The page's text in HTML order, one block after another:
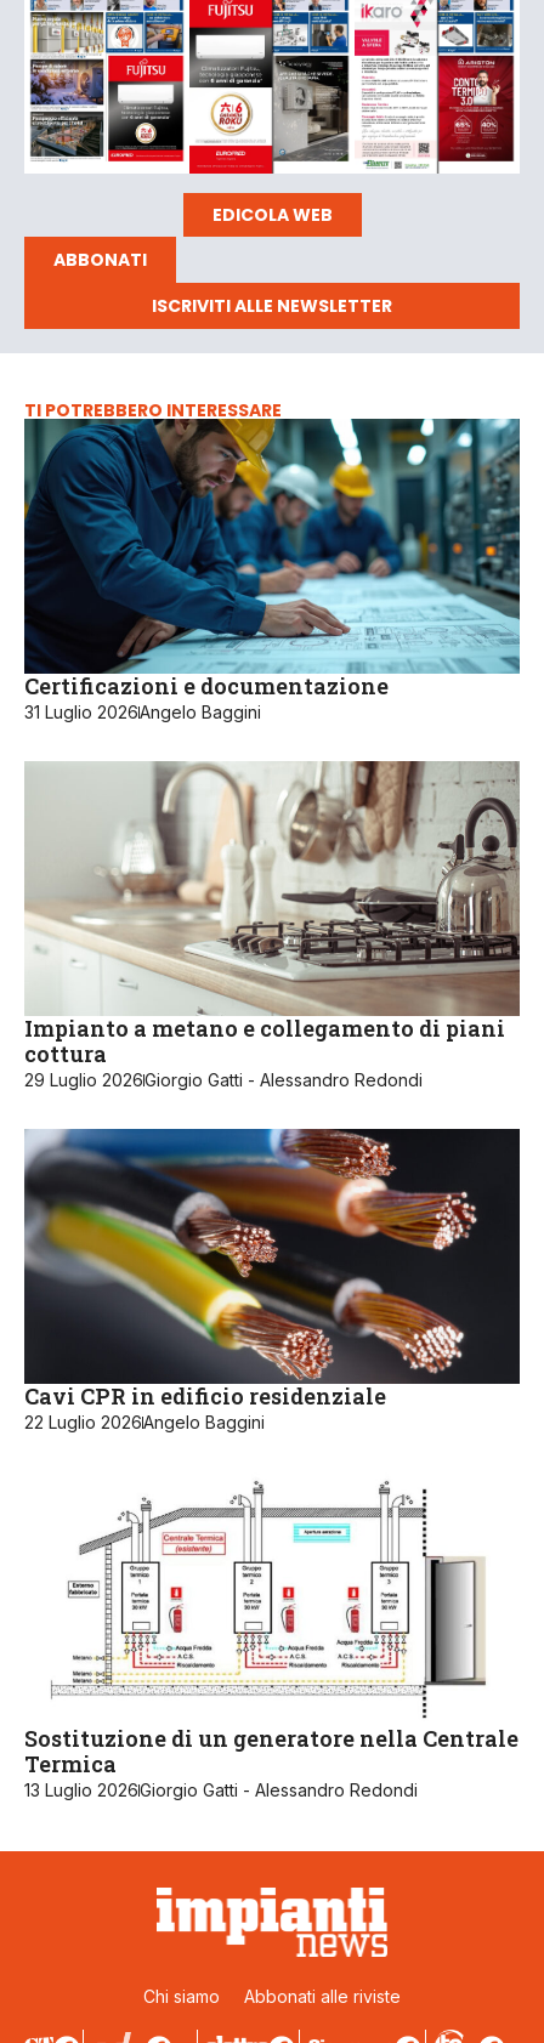
EDICOLA WEB
ABBONATI
ISCRIVITI ALLE NEWSLETTER
TI POTREBBERO INTERESSARE
Certificazioni e documentazione
31 Luglio 2026Angelo Baggini
Impianto a metano e collegamento di piani
cottura
29 Luglio 2026Giorgio Gatti - Alessandro Redondi
Cavi CPR in edificio residenziale
22 Luglio 2026Angelo Baggini
Sostituzione di un generatore nella Centrale
Termica
13 Luglio 2026Giorgio Gatti - Alessandro Redondi
Chi siamo Abbonati alle riviste